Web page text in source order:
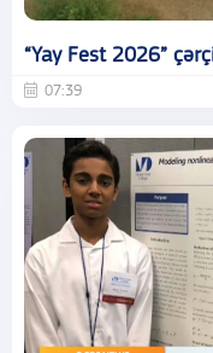
“Yay Fest 2026”
07:39